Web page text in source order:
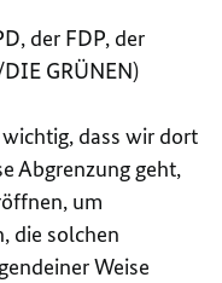
der FDP, der
GRÜNEN)
dass wir dort
Abgrenzung geht,
um
die solchen
Weise